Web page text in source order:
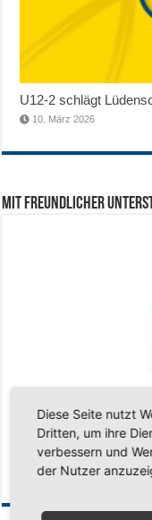
U12-2 schlägt
10. März 2026
Mit freundlicher
Diese Seite nutzt
Dritten, um ihre
verbessern und
der Nutzer